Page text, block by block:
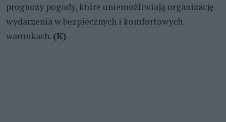
prognozy pogody, które uniemożliwiają organizację
wydarzenia w bezpiecznych i komfortowych
warunkach. (K)